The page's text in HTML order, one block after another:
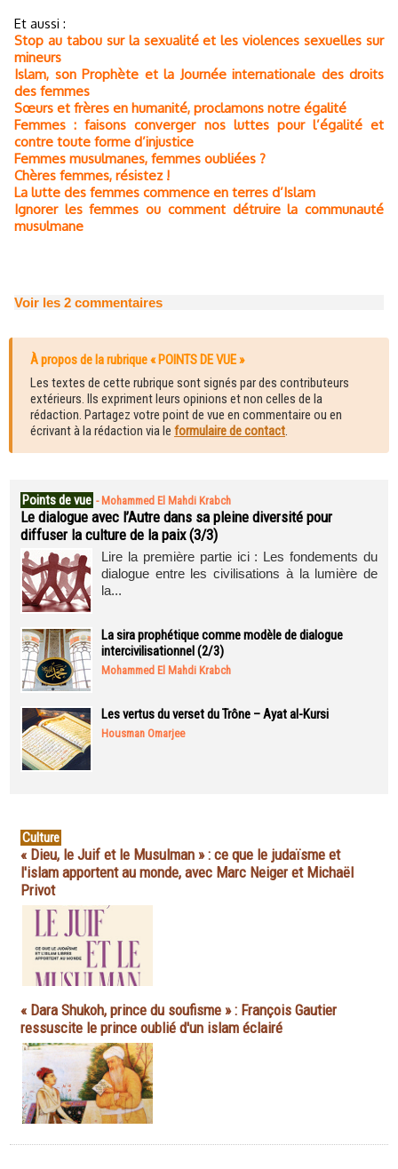
Et aussi :
Stop au tabou sur la sexualité et les violences sexuelles sur
mineurs
Islam, son Prophète et la Journée internationale des droits
des femmes
Sœurs et frères en humanité, proclamons notre égalité
Femmes : faisons converger nos luttes pour l’égalité et
contre toute forme d’injustice
Femmes musulmanes, femmes oubliées ?
Chères femmes, résistez !
La lutte des femmes commence en terres d’Islam
Ignorer les femmes ou comment détruire la communauté
musulmane
Voir les 2 commentaires
À propos de la rubrique « POINTS DE VUE »
Les textes de cette rubrique sont signés par des contributeurs
extérieurs. Ils expriment leurs opinions et non celles de la
rédaction. Partagez votre point de vue en commentaire ou en
écrivant à la rédaction via le formulaire de contact.
Points de vue - Mohammed El Mahdi Krabch
Le dialogue avec l’Autre dans sa pleine diversité pour
diffuser la culture de la paix (3/3)
Lire la première partie ici : Les fondements du
dialogue entre les civilisations à la lumière de
la...
La sira prophétique comme modèle de dialogue
intercivilisationnel (2/3)
Mohammed El Mahdi Krabch
Les vertus du verset du Trône – Ayat al-Kursi
Housman Omarjee
Culture
« Dieu, le Juif et le Musulman » : ce que le judaïsme et
l'islam apportent au monde, avec Marc Neiger et Michaël
Privot
« Dara Shukoh, prince du soufisme » : François Gautier
ressuscite le prince oublié d'un islam éclairé